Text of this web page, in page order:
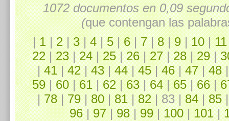
1072 documentos en 0,09
(que contengan las
|1|2|3|4|5|6|7|8|9|10|11
22|23|24|25|26|27|28|29|
|41|42|43|44|45|46|47|48
59|60|61|62|63|64|65|66|
|78|79|80|81|82| 83 |84|85
96|97|98|99|100|101|